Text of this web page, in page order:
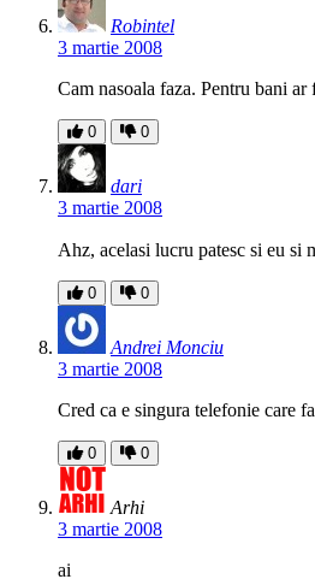
Robintel
3 martie 2008
Cam nasoala faza. Pentru bani ar
0 0
dari
3 martie 2008
Ahz, acelasi lucru patesc si eu si
0 0
Andrei Monciu
3 martie 2008
Cred ca e singura telefonie care
0 0
Arhi
3 martie 2008
ai